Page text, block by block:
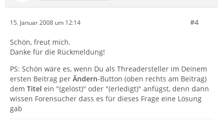
15. Januar 2008 um 12:14 #4
Schön, freut mich.
Danke für die Rückmeldung!
PS: Schön wäre es, wenn Du als Threadersteller im Deinem
ersten Beitrag per Ändern-Button (oben rechts am Beitrag)
dem Titel ein "(gelöst)" oder "(erledigt)" anfügst, denn dann
wissen Forensucher dass es für dieses Frage eine Lösung
gab